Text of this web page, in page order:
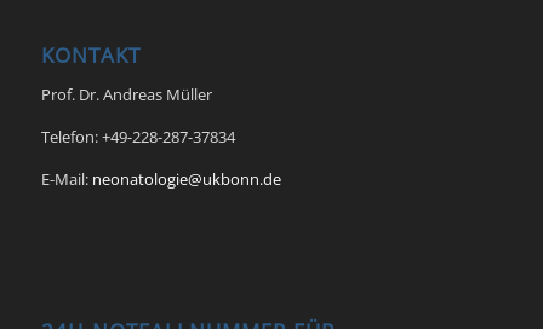
KONTAKT
Prof. Dr. Andreas Müller
Telefon: +49-228-287-37834
E-Mail: neonatologie@ukbonn.de